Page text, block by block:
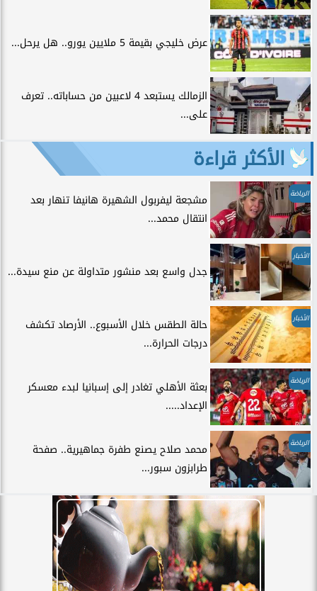
عرض خليجي بقيمة 5 ملايين يورو.. هل يرحل...
الزمالك يستبعد 4 لاعبين من حساباته.. تعرف
على...
الأكثر قراءة
الرياضة
مشجعة ليفربول الشهيرة هانيفا تنهار بعد
انتقال محمد...
الأخبار
جدل واسع بعد منشور متداولة عن منع سيدة...
الأخبار
حالة الطقس خلال الأسبوع.. الأرصاد تكشف
درجات الحرارة...
الرياضة
بعثة الأهلي تغادر إلى إسبانيا لبدء معسكر
الإعداد.....
الرياضة
محمد صلاح يصنع طفرة جماهيرية.. صفحة
طرابزون سبور...